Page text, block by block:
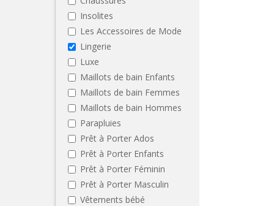
Insolites
Les Accessoires de Mode
Lingerie
Luxe
Maillots de bain Enfants
Maillots de bain Femmes
Maillots de bain Hommes
Parapluies
Prêt à Porter Ados
Prêt à Porter Enfants
Prêt à Porter Féminin
Prêt à Porter Masculin
Vêtements bébé